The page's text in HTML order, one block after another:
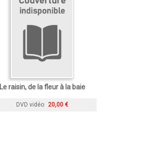
Le raisin, de la fleur à la baie
DVD vidéo 20,00 €